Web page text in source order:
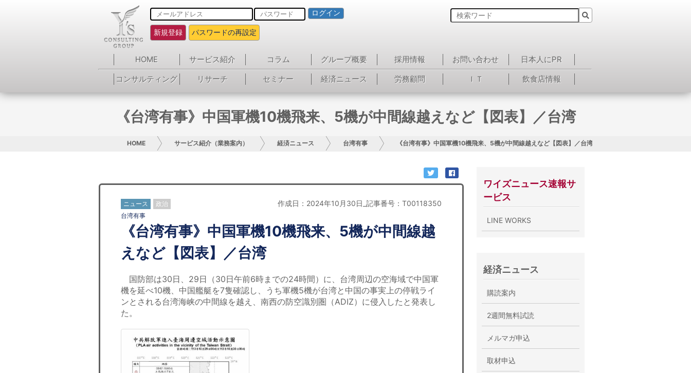
ログイン
新規登録 パスワードの再設定
HOME サービス紹介 コラム グループ概要 採用情報 お問い合わせ
日本人にPR
コンサルティング
リサーチ セミナー 経済ニュース 労務顧問 ＩＴ 飲食店情報
《台湾有事》中国軍機10機飛来、5機が中間線越えなど【図表】／台湾
HOME サービス紹介（業務案内） 経済ニュース 台湾有事 《台湾有事》中国軍機10機飛来、5機が中間線越えなど【図表】／台湾
ニュース 政治 作成日：2024年10月30日_記事番号：T00118350
台湾有事
《台湾有事》中国軍機10機飛来、5機が中間線越
えなど【図表】／台湾
国防部は30日、29日（30日午前6時までの24時間）に、台湾周辺の空海域で中国軍
機を延べ10機、中国艦艇を7隻確認し、うち軍機5機が台湾と中国の事実上の停戦ライ
ンとされる台湾海峡の中間線を越え、南西の防空識別圏（ADIZ）に侵入したと発表し
た。
ワイズニュース速報サ
ービス
LINE WORKS
経済ニュース
購読案内
2週間無料試読
メルマガ申込
取材申込